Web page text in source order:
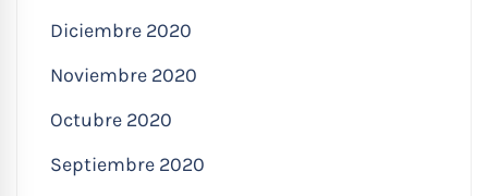
Diciembre 2020
Noviembre 2020
Octubre 2020
Septiembre 2020